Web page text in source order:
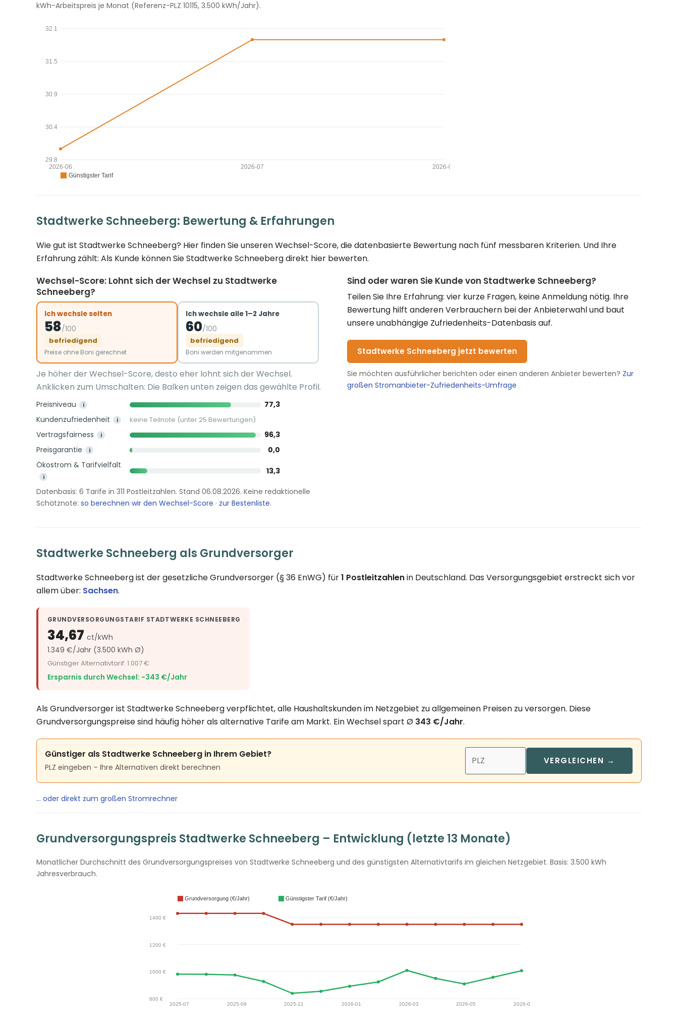
kWh-Arbeitspreis je Monat (Referenz-PLZ 10115, 3.500 kWh/Jahr).
Stadtwerke Schneeberg: Bewertung & Erfahrungen
Wie gut ist Stadtwerke Schneeberg? Hier finden Sie unseren Wechsel-Score, die datenbasierte Bewertung nach fünf messbaren Kriterien. Und Ihre
Erfahrung zählt: Als Kunde können Sie Stadtwerke Schneeberg direkt hier bewerten.
Wechsel-Score: Lohnt sich der Wechsel zu Stadtwerke
Schneeberg?
Ich wechsle selten
58/100
befriedigend
Preise ohne Boni gerechnet
Ich wechsle alle 1–2 Jahre
60/100
befriedigend
Boni werden mitgenommen
Je höher der Wechsel-Score, desto eher lohnt sich der Wechsel.
Anklicken zum Umschalten: Die Balken unten zeigen das gewählte Profil.
Preisniveau i
77,3
Kundenzufriedenheit
i keine Teilnote (unter 25 Bewertungen)
Vertragsfairness i
96,3
Preisgarantie
i
0,0
Ökostrom & Tarifvielfalt
i
13,3
Datenbasis: 6 Tarife in 311 Postleitzahlen. Stand 06.08.2026. Keine redaktionelle
Schätznote: so berechnen wir den Wechsel-Score · zur Bestenliste.
Sind oder waren Sie Kunde von Stadtwerke Schneeberg?
Teilen Sie Ihre Erfahrung: vier kurze Fragen, keine Anmeldung nötig. Ihre
Bewertung hilft anderen Verbrauchern bei der Anbieterwahl und baut
unsere unabhängige Zufriedenheits-Datenbasis auf.
Stadtwerke Schneeberg jetzt bewerten
Sie möchten ausführlicher berichten oder einen anderen Anbieter bewerten? Zur
großen Stromanbieter-Zufriedenheits-Umfrage
Stadtwerke Schneeberg als Grundversorger
Stadtwerke Schneeberg ist der gesetzliche Grundversorger (§ 36 EnWG) für1 Postleitzahlenin Deutschland. Das Versorgungsgebiet erstreckt sich vor
allem über: Sachsen.
GRUNDVERSORGUNGSTARIF STADTWERKE SCHNEEBERG
34,67 ct/kWh
1.349 €/Jahr (3.500 kWh Ø)
Günstiger Alternativtarif: 1.007 €
Ersparnis durch Wechsel: −343 €/Jahr
Als Grundversorger ist Stadtwerke Schneeberg verpflichtet, alle Haushaltskunden im Netzgebiet zu allgemeinen Preisen zu versorgen. Diese
Grundversorgungspreise sind häufig höher als alternative Tarife am Markt. Ein Wechsel spart Ø 343 €/Jahr.
Günstiger als Stadtwerke Schneeberg in Ihrem Gebiet?
PLZ eingeben – Ihre Alternativen direkt berechnen
VERGLEICHEN →
… oder direkt zum großen Stromrechner
Grundversorgungspreis Stadtwerke Schneeberg – Entwicklung (letzte 13 Monate)
Monatlicher Durchschnitt des Grundversorgungspreises von Stadtwerke Schneeberg und des günstigsten Alternativtarifs im gleichen Netzgebiet. Basis: 3.500 kWh
Jahresverbrauch.